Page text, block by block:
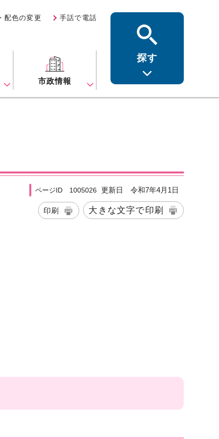
配色の変更 手話で電話
市政情報
探す
ページID 1005026 更新日 令和7年4月1日
印刷 大きな文字で印刷